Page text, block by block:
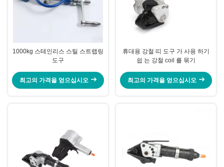
1000kg 스테인리스 스틸 스트랩링
도구
최고의 가격을 얻으십시오
휴대용 강철 띠 도구 가 사용 하기
쉽 는 강철 coil 를 묶기
최고의 가격을 얻으십시오